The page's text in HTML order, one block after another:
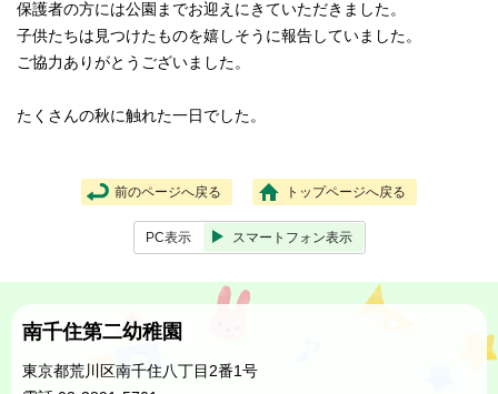
保護者の方には公園までお迎えにきていただきました。
子供たちは見つけたものを嬉しそうに報告していました。
ご協力ありがとうございました。
たくさんの秋に触れた一日でした。
前のページへ戻る トップページへ戻る
PC表示 スマートフォン表示
南千住第二幼稚園
東京都荒川区南千住八丁目2番1号